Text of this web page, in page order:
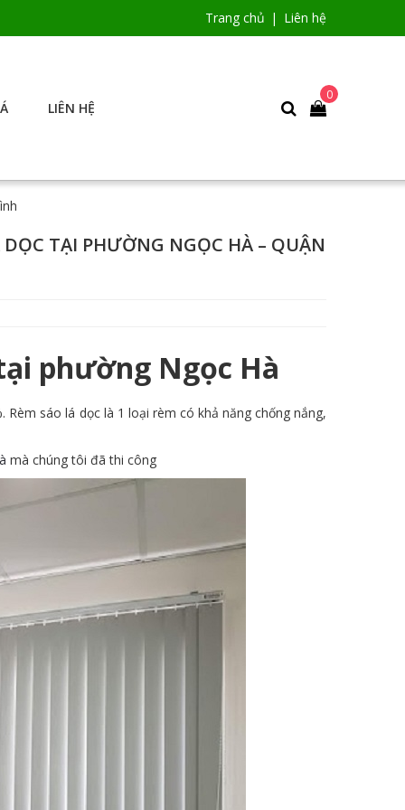
Trang chủ Liên hệ
LIÊN HỆ
0
TẠI PHƯỜNG NGỌC HÀ – QUẬN
phường Ngọc Hà
sáo lá dọc là 1 loại rèm có khả năng chống nắng,
mà chúng tôi đã thi công